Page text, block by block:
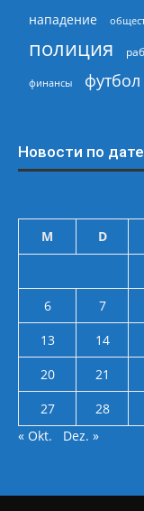
нападение
полиция
финансы футбол
Новости по дате
M D
6
7
13
14
20
21
27
28
« Okt.
Dez. »